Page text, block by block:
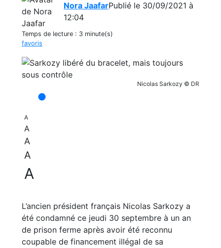
Nora JaafarPublié le 30/09/2021 à
12:04
Temps de lecture : 3 minute(s)
favoris
Nicolas Sarkozy © DR
A
A
A
A
A
L’ancien président français Nicolas Sarkozy a
été condamné ce jeudi 30 septembre à un an
de prison ferme après avoir été reconnu
coupable de financement illégal de sa